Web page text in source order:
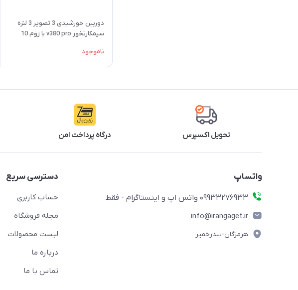
دوربین خورشیدی 3 تصویر 3 لنزه
سیمکارتخور v380 pro با زوم 10
ناموجود
تحویل اکسپرس درگاه پرداخت امن
واتساپ
09933276933 واتس اپ و اینستاگرام - فقط
info@irangaget.ir
هرمزگان-بندرخمیر
دسترسی سریع
حساب کاربری
مجله فروشگاه
لیست محصولات
درباره ما
تماس با ما